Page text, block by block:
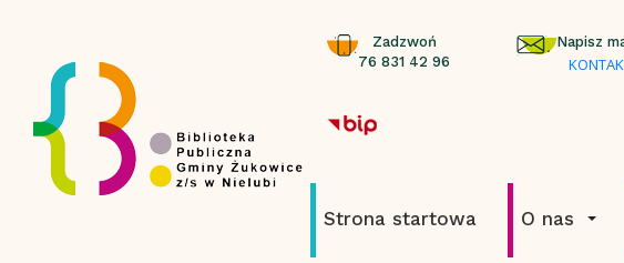
Zadzwoń
76 831 42 96
Napisz
Strona startowa O nas